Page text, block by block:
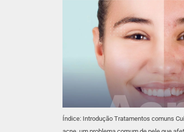
Índice: Introdução Tratamentos comuns